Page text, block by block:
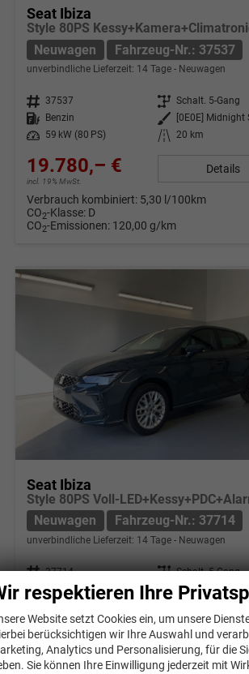
Seat Ibiza
Neuwagen
Fahrzeug-Nr.: 37537
unverbindliche Lieferzeit: 14 Tage Neuwagen
Fahrzeug-Nr. 37537 Getriebe Schalt. 5-Gang
Kraftstoff
Benzin Außenfarbe
Leistung
59 kW (80 PS) Kilometerstand 20 km
19.780,– €
incl. 19% MwSt.
Details
Verbrauch kombiniert: 5,30 l/100km
CO2-Klasse: D
CO2-Emissionen: 120,00 g/km
Seat Ibiza
Neuwagen
Fahrzeug-Nr.: 37714
unverbindliche Lieferzeit: 14 Tage Neuwagen
Fahrzeug-Nr. 37714 Getriebe Schalt. 5-Gang
Kraftstoff Benzin Außenfarbe
[9K9K] Fiord
59 kW (80 PS)
20.290,– €
incl. 19% MwSt.
Details
Verbrauch kombiniert:5,30 l/100km
respektieren Ihre
Website setzt Cookies ein, um unsere
berücksichtigen wir Ihre Auswahl und
Analytics und Personalisierung, für die
Sie können Ihre Einwilligung jederzeit mit